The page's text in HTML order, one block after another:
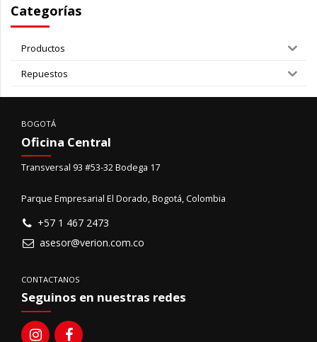
Categorías
Productos
Repuestos
BOGOTÁ
Oficina Central
Transversal 93 #53-32 Bodega 17
Parque Empresarial El Dorado, Bogotá, Colombia
+57 1 467 2473
asesor@verion.com.co
CONTACTANOS
Seguinos en nuestras redes